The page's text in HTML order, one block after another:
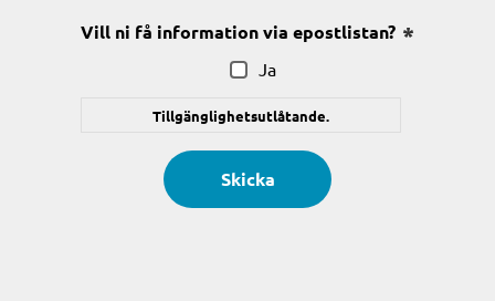
Vill ni få information via epostlistan?
Ja
Tillgänglighetsutlåtande.